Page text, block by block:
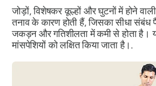
जोड़ों, विशेषकर कूल्हों और घुटनों में होने
तनाव के कारण होती हैं, जिसका सीधा संबंध
जकड़न और गतिशीलता में कमी से होता है।
मांसपेशियों को लक्षित किया जाता है।.